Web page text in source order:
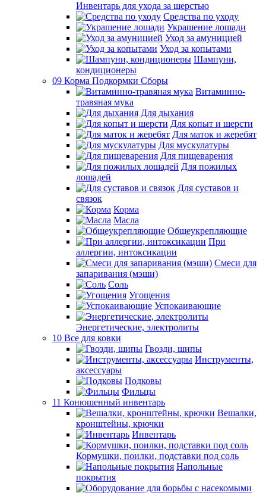
Инвентарь для ухода за шерстью
Средства по уходу
Украшение лошади
Уход за амуницией
Уход за копытами
Шампуни,
кондиционеры
09 Корма Подкормки Сборы
Витаминно-
травяная мука
Для дыхания
Для копыт и шерсти
Для маток и жеребят
Для мускулатуры
Для пищеварения
Для пожилых
лошадей
Для суставов и
связок
Корма
Масла
Общеукрепляющие
При
аллергии, интоксикации
Смеси для
запаривания (мэши)
Соль
Угощения
Успокаивающие
Энергетические, электролиты
10 Все для ковки
Гвозди, шипы
Инструменты,
аксессуары
Подковы
Фильцы
11 Конюшенный инвентарь
Вешалки,
кронштейны, крючки
Инвентарь
Кормушки, поилки, подставки под соль
Напольные
покрытия